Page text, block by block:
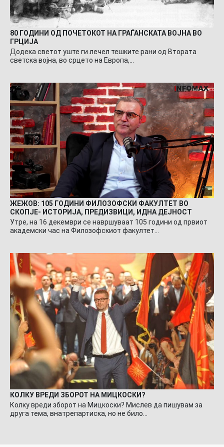
80 ГОДИНИ ОД ПОЧЕТОКОТ НА ГРАЃАНСКАТА ВОЈНА ВО
ГРЦИЈА
Додека светот уште ги лечел тешките рани од Втората
светска војна, во срцето на Европа,…
ЖЕЖОВ: 105 ГОДИНИ ФИЛОЗОФСКИ ФАКУЛТЕТ ВО
СКОПЈЕ- ИСТОРИЈА, ПРЕДИЗВИЦИ, ИДНА ДЕЈНОСТ
Утре, на 16 декември се навршуваат 105 години од првиот
академски час на Филозофскиот факултет…
КОЛКУ ВРЕДИ ЗБОРОТ НА МИЦКОСКИ?
Колку вреди зборот на Мицкоски? Мислев да пишувам за
друга тема, внатрепартиска, но не било…